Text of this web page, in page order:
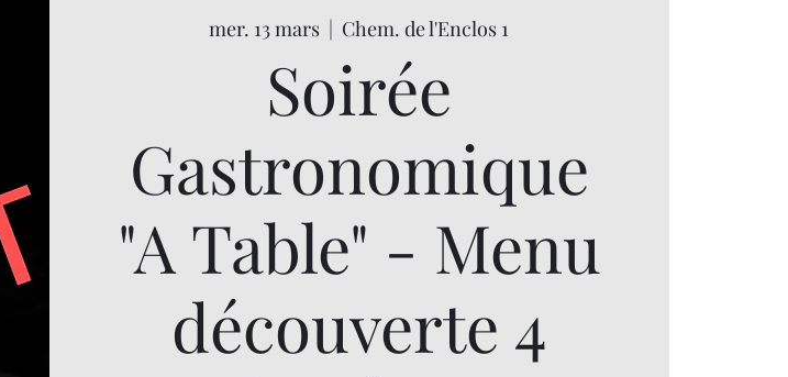
mer. 13 mars
  |
Chem. de l'Enclos 1
Soirée
Gastronomique
"A Table" - Menu
découverte 4